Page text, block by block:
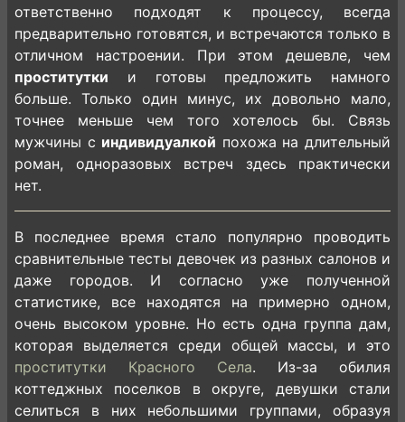
ответственно подходят к процессу, всегда
предварительно готовятся, и встречаются только в
отличном настроении. При этом дешевле, чем
проститутки и готовы предложить намного
больше. Только один минус, их довольно мало,
точнее меньше чем того хотелось бы. Связь
мужчины с индивидуалкой похожа на длительный
роман, одноразовых встреч здесь практически
нет.
В последнее время стало популярно проводить
сравнительные тесты девочек из разных салонов и
даже городов. И согласно уже полученной
статистике, все находятся на примерно одном,
очень высоком уровне. Но есть одна группа дам,
которая выделяется среди общей массы, и это
проститутки Красного Села. Из-за обилия
коттеджных поселков в округе, девушки стали
селиться в них небольшими группами, образуя